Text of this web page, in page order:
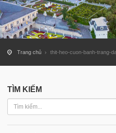
Trang chủ thit-heo-cuon-banh-trang-
TÌM KIẾM